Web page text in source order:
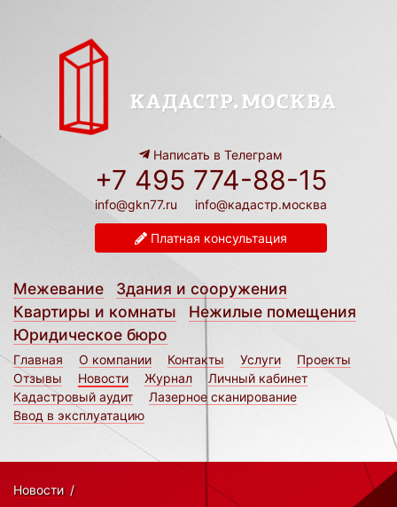
Написать в Телеграм
+7 495 774-88-15
info@gkn77.ru info@кадастр.москва
Платная консультация
Межевание
Здания и сооружения
Квартиры и комнаты
Нежилые помещения
Юридическое бюро
Главная О компании Контакты Услуги
Проекты
Отзывы
Новости Журнал
Личный кабинет
Кадастровый аудит
Лазерное сканирование
Ввод в эксплуатацию
Новости /